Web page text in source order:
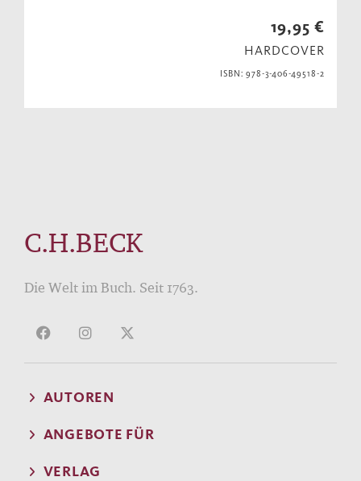
19,95 €
HARDCOVER
ISBN: 978-3-406-49518-2
C.H.BECK
Die Welt im Buch. Seit 1763.
AUTOREN
ANGEBOTE FÜR
VERLAG